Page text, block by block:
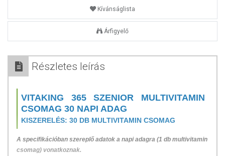
Kívánságlista
Árfigyelő
Részletes leírás
VITAKING 365 SZENIOR MULTIVITAMIN
CSOMAG 30 NAPI ADAG
KISZERELÉS: 30 DB MULTIVITAMIN CSOMAG
A specifikációban szereplő adatok a napi adagra (1 db multivitamin
csomag) vonatkoznak.